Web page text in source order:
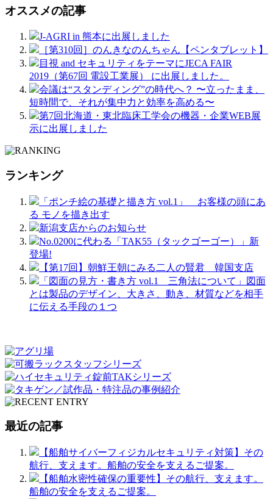
オススメの記事
J-AGRI in 熊本に出展しました
［第310回］のんきなのんちゃん【ペンタブレット】
目視 and セキュリティをテーマにJECA FAIR
2019（第67回 電設工業展） に出展しました。
会議は“スタンディング”の時代へ？ 〜立ったまま、
短時間で、それが集中力と効率を高める〜
第7回北海道・東北臨床工学会の機器・企業WEB展
示に出展しました
ランキング
「ポンチ絵の基礎と描き方 vol.1」 お客様の頭にあ
る モノを描き出す
新潟支店からのお知らせ
No.0200に代わる「TAK55（タックゴーゴー）」新
登場!
【第17回】朝鮮王朝にみる二人の賢君 韓国支店
「図面の見方・書き方 vol.1 三角法について」図面
とは製品のデザイン、大きさ、動き、材質などを相手
に伝える手段の１つ
最近の記事
【船舶サイバーフィジカルセキュリティ対策】その
航行、支えます。船舶の安全を支えるご提案。
【船舶水密性確保の重要性】その航行、支えます。
船舶の安全を支えるご提案。